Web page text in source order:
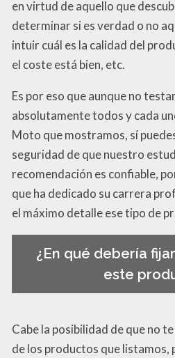
en virtud de aquello que
determinar si es verdad o no
intuir cuál es la calidad del
el coste está bien, etc.
Es por eso que aunque no
absolutamente todos y cada
Moto que mostramos, sí
seguridad de que nuestro
recomendación es confiable,
que ha dedicado su carrera
el máximo detalle ese tipo de
¿En qué debería
este
Cabe la posibilidad de que no
de los productos que listamos,